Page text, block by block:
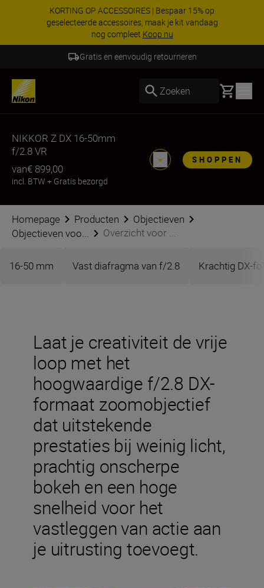
KORTING OP ACCESSOIRES | Bespaar 15% op
geselecteerde accessoires, maak je kit vandaag
nog compleet Koop nu
Gratis en eenvoudig retourneren
Zoeken Basket
NIKKOR Z DX 16-50mm
f/2.8 VR
van€ 899,00
incl. BTW + Gratis bezorgd
SHOPPEN
Homepage Producten
Objectieven
Objectieven voo...
Overzicht voor ...
16-50 mm Vast diafragma van f/2.8 Krachtig DX-
Laat je creativiteit de vrije
loop met het
hoogwaardige f/2.8 DX-
formaat zoomobjectief
dat uitstekende
prestaties bij weinig licht,
prachtig onscherpe
bokeh en een hoge
snelheid voor het
vastleggen van actie aan
je uitrusting toevoegt.